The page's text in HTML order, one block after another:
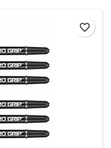
favorite_border